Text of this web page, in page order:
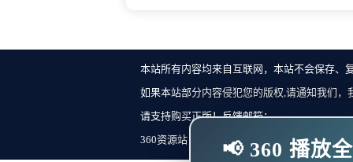
本站所有内容均来自互联网，本站不会保存、
如果本站部分内容侵犯您的版权,请通知我们
请支持购买正版！反馈邮箱：
360资源站 Copyright ©2018-2023 All Rights
📢 360 播放